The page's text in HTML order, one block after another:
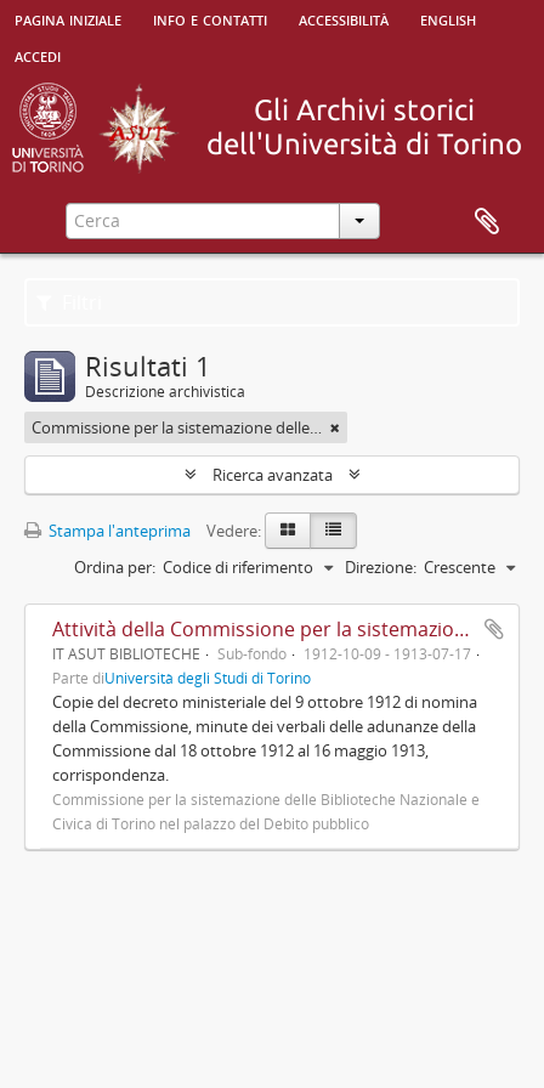
pagina iniziale info e contatti accessibilità
english
accedi
Risultati 1
Descrizione archivistica
Commissione per la sistemazione delle Biblioteche Nazionale e Civica di Torino nel palazzo del Debito pubblico
Ricerca avanzata
Stampa l'anteprima
Vedere:
Ordina per: Codice di riferimento Direzione: Crescente
Attività della Commissione per la sistemazione delle Biblioteche Nazionale e Civica nel palazzo del Debito pubblico
IT ASUT BIBLIOTECHE Sub-fondo
1912-10-09 - 1913-07-17
Parte diUniversità degli Studi di Torino
Copie del decreto ministeriale del 9 ottobre 1912 di nomina
della Commissione, minute dei verbali delle adunanze della
Commissione dal 18 ottobre 1912 al 16 maggio 1913,
corrispondenza.
Commissione per la sistemazione delle Biblioteche Nazionale e
Civica di Torino nel palazzo del Debito pubblico